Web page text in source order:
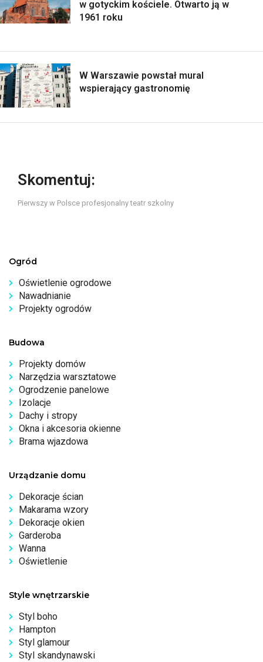
w gotyckim kościele. Otwarto ją w
1961 roku
W Warszawie powstał mural
wspierający gastronomię
Skomentuj:
Pierwszy w Polsce profesjonalny teatr szkolny
Ogród
Oświetlenie ogrodowe
Nawadnianie
Projekty ogrodów
Budowa
Projekty domów
Narzędzia warsztatowe
Ogrodzenie panelowe
Izolacje
Dachy i stropy
Okna i akcesoria okienne
Brama wjazdowa
Urządzanie domu
Dekoracje ścian
Makarama wzory
Dekoracje okien
Garderoba
Wanna
Oświetlenie
Style wnętrzarskie
Styl boho
Hampton
Styl glamour
Styl skandynawski